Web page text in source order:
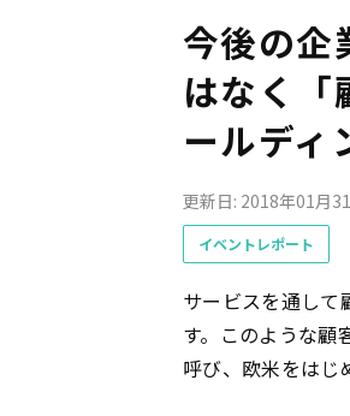
今後の企
はなく「
ールディ
更新日: 2018年01月
イベントレポート
サービスを通して
す。このような顧
呼び、欧米をはじ